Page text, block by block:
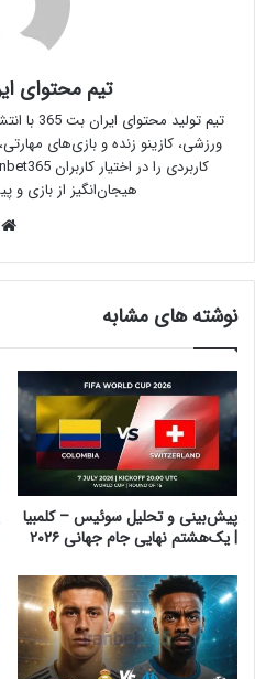
تیم محتوای
تیم
ورزشی، کازینو زنده و بازی‌های
هیجان‌انگیز از بازی و
نوشته های مشابه
پیش‌بینی و تحلیل سوئیس – کلمبیا
| یک‌هشتم نهایی جام جهانی ۲۰۲۶